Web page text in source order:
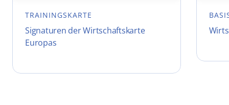
TRAININGSKARTE
Signaturen der Wirtschaftskarte
Europas